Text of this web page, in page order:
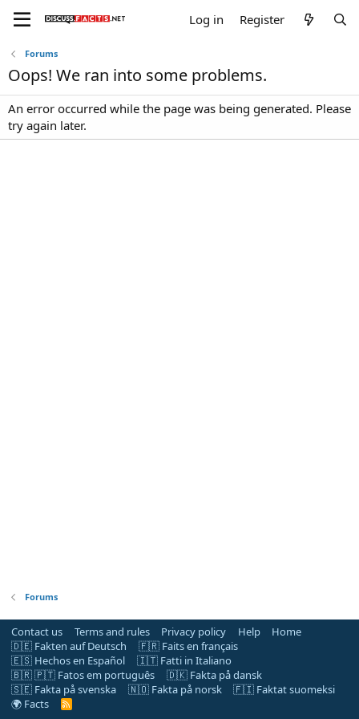
Log in Register
Forums
Oops! We ran into some problems.
An error occurred while the page was being generated. Please
try again later.
Forums
Contact us Terms and rules Privacy policy Help
Home
🇩🇪 Fakten auf Deutsch
🇫🇷 Faits en français
🇪🇸 Hechos en Español
🇮🇹 Fatti in Italiano
🇧🇷 🇵🇹 Fatos em português
🇩🇰 Fakta på dansk
🇸🇪 Fakta på svenska
🇳🇴 Fakta på norsk
🇫🇮 Faktat suomeksi
🌍 Facts
R